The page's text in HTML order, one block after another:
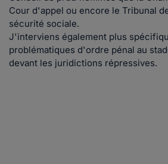
Cour d'appel ou encore le Tribunal
sécurité sociale.
J'interviens également plus
problématiques d'ordre pénal au
devant les juridictions répressives.